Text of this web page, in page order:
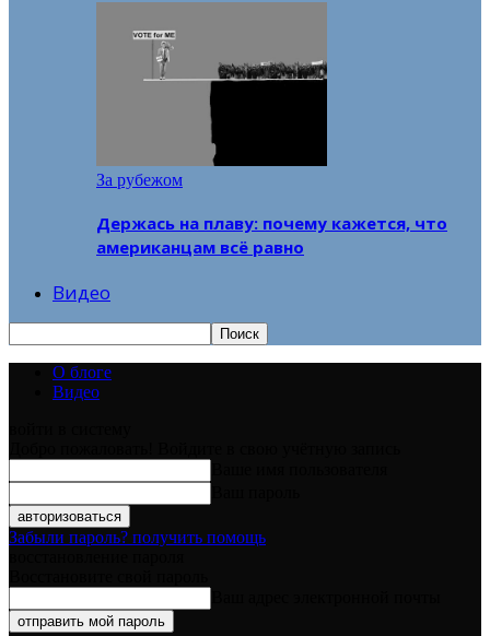
За рубежом
Держась на плаву: почему кажется, что
американцам всё равно
Видео
О блоге
Видео
Забыли пароль? получить помощь